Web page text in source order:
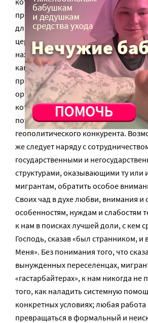
проектам: преодоление ксенофобии
для начала, в себе самом. Никакая
церковная помощь мигрантам
находятся миряне и даже
кавказцев и азиатов «черными»,
привечают радикальные
организации, пока в приезжем видят
которого был распят Христос, а
потенциальной опасности,
геополитического конкурента.
же следует наряду с
государственными и
структурами, оказывающими ту
мигрантам, обратить особое
Своих чад в духе любви, внимания и
особенностям, нуждам и слабостям
к нам в поисках лучшей доли, с кем
Господь, сказав «был странником, и
Меня». Без понимания того, что
вынужденных переселенцах,
«гастарбайтерах», к нам никогда
того, как наладить системную
конкретных условиях; любая работа
превращаться в формальный и